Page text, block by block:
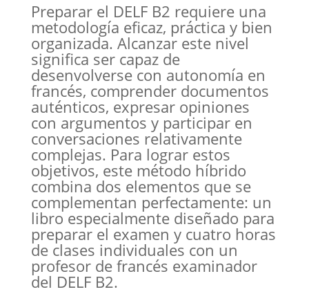
Preparar el DELF B2 requiere una
metodología eficaz, práctica y bien
organizada. Alcanzar este nivel
significa ser capaz de
desenvolverse con autonomía en
francés, comprender documentos
auténticos, expresar opiniones
con argumentos y participar en
conversaciones relativamente
complejas. Para lograr estos
objetivos, este método híbrido
combina dos elementos que se
complementan perfectamente: un
libro especialmente diseñado para
preparar el examen y cuatro horas
de clases individuales con un
profesor de francés examinador
del DELF B2.